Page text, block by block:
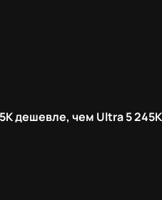
дешевле, чем Ultra 5 245K